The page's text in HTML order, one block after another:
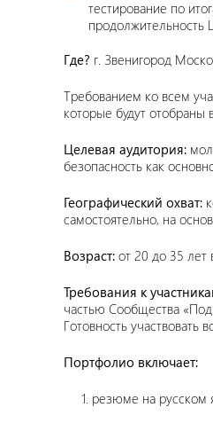
тестирование по
продолжительность
Где? г. Звенигород
Требованием ко всем
которые будут отобраны
Целевая аудитория:
безопасность как
Географический охват:
самостоятельно, на
Возраст: от 20 до 35 лет
Требования к
частью Сообщества
Готовность
Портфолио включает:
резюме на русском